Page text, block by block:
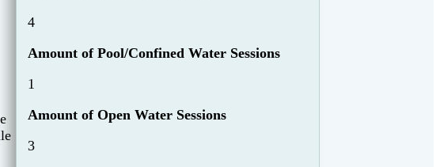
4
Amount of Pool/Confined Water Sessions
1
Amount of Open Water Sessions
3